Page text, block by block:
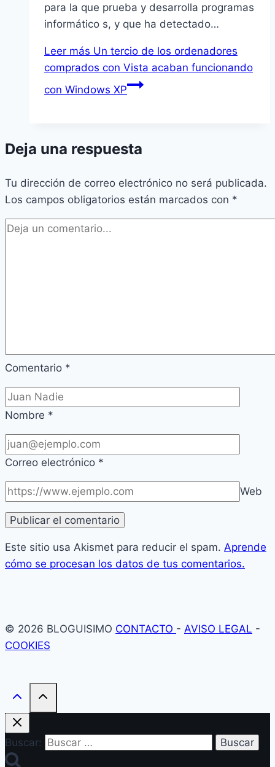
para la que prueba y desarrolla programas
informático s, y que ha detectado…
Leer más Un tercio de los ordenadores
comprados con Vista acaban funcionando
con Windows XP
Deja una respuesta
Tu dirección de correo electrónico no será publicada.
Los campos obligatorios están marcados con *
Comentario *
Nombre *
Correo electrónico *
Web
Este sitio usa Akismet para reducir el spam. Aprende
cómo se procesan los datos de tus comentarios.
© 2026 BLOGUISIMO CONTACTO - AVISO LEGAL -
COOKIES
Buscar: